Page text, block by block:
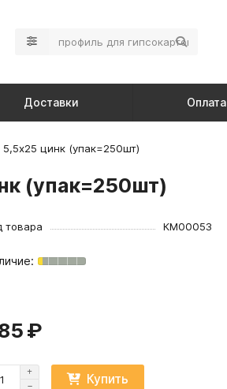
Доставки Оплата
цинк (упак=250шт)
(упак=250шт)
товара КМ00053
₽
Купить